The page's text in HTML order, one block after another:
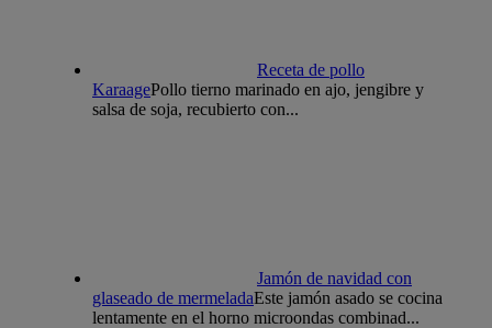
Receta de pollo
KaraagePollo tierno marinado en ajo, jengibre y
salsa de soja, recubierto con...
Jamón de navidad con
glaseado de mermeladaEste jamón asado se cocina
lentamente en el horno microondas combinad...